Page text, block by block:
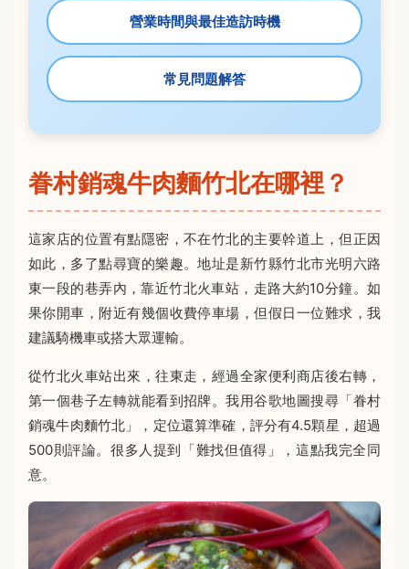
營業時間與最佳造訪時機
常見問題解答
眷村銷魂牛肉麵竹北在哪裡？
這家店的位置有點隱密，不在竹北的主要幹道上，但正因
如此，多了點尋寶的樂趣。地址是新竹縣竹北市光明六路
東一段的巷弄內，靠近竹北火車站，走路大約10分鐘。如
果你開車，附近有幾個收費停車場，但假日一位難求，我
建議騎機車或搭大眾運輸。
從竹北火車站出來，往東走，經過全家便利商店後右轉，
第一個巷子左轉就能看到招牌。我用谷歌地圖搜尋「眷村
銷魂牛肉麵竹北」，定位還算準確，評分有4.5顆星，超過
500則評論。很多人提到「難找但值得」，這點我完全同
意。